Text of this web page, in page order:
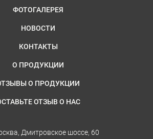
ФОТОГАЛЕРЕЯ
НОВОСТИ
КОНТАКТЫ
О ПРОДУКЦИИ
О ПРОДУКЦИИ
ОТЗЫВ О НАС
Дмитровское шоссе, 60